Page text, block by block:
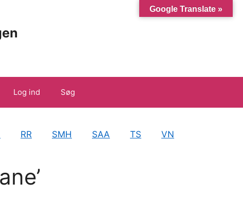
Log ind Søg
RR SMH SAA TS
VN
Google Translate »